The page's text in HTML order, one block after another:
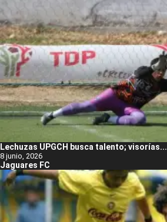
Lechuzas UPGCH busca talento; visorías...
8 junio, 2026
Jaguares FC